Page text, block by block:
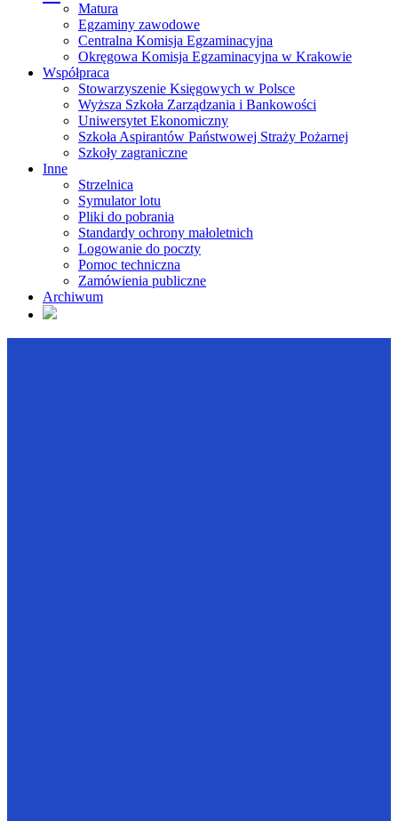
Matura
Egzaminy zawodowe
Centralna Komisja Egzaminacyjna
Okręgowa Komisja Egzaminacyjna w Krakowie
Współpraca
Stowarzyszenie Księgowych w Polsce
Wyższa Szkoła Zarządzania i Bankowości
Uniwersytet Ekonomiczny
Szkoła Aspirantów Państwowej Straży Pożarnej
Szkoły zagraniczne
Inne
Strzelnica
Symulator lotu
Pliki do pobrania
Standardy ochrony małoletnich
Logowanie do poczty
Pomoc techniczna
Zamówienia publiczne
Archiwum